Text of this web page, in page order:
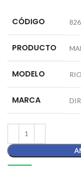
CÓDIGO
PRODUCTO
MODELO
MARCA